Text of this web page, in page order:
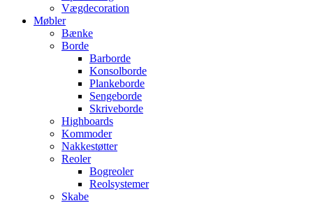
Vægdecoration
Møbler
Bænke
Borde
Barborde
Konsolborde
Plankeborde
Sengeborde
Skriveborde
Highboards
Kommoder
Nakkestøtter
Reoler
Bogreoler
Reolsystemer
Skabe